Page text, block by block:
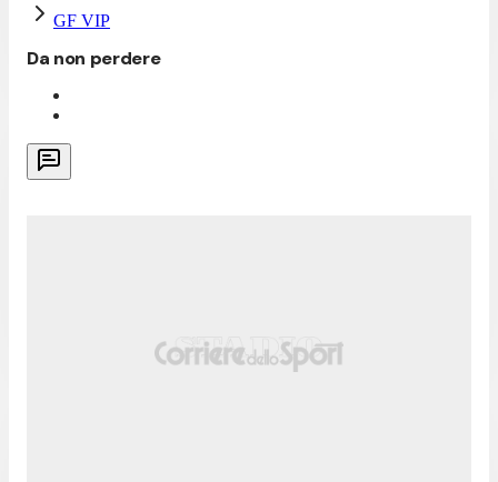
GF VIP
Da non perdere